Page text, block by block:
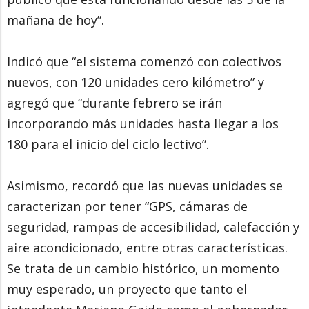
mañana de hoy”.
Indicó que “el sistema comenzó con colectivos
nuevos, con 120 unidades cero kilómetro” y
agregó que “durante febrero se irán
incorporando más unidades hasta llegar a los
180 para el inicio del ciclo lectivo”.
Asimismo, recordó que las nuevas unidades se
caracterizan por tener “GPS, cámaras de
seguridad, rampas de accesibilidad, calefacción y
aire acondicionado, entre otras características.
Se trata de un cambio histórico, un momento
muy esperado, un proyecto que tanto el